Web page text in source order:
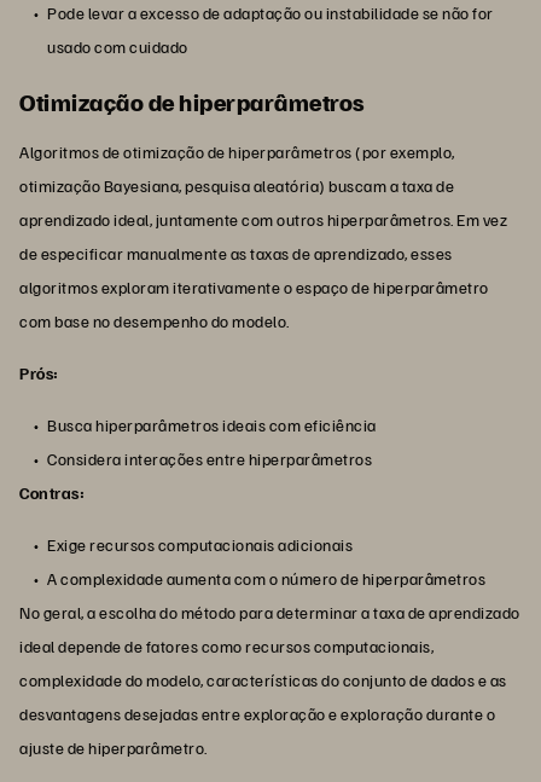
Pode levar a excesso de adaptação ou instabilidade se não for
usado com cuidado
Otimização de hiperparâmetros
Algoritmos de otimização de hiperparâmetros (por exemplo,
otimização Bayesiana, pesquisa aleatória) buscam a taxa de
aprendizado ideal, juntamente com outros hiperparâmetros. Em vez
de especificar manualmente as taxas de aprendizado, esses
algoritmos exploram iterativamente o espaço de hiperparâmetro
com base no desempenho do modelo.
Prós:
Busca hiperparâmetros ideais com eficiência
Considera interações entre hiperparâmetros
Contras:
Exige recursos computacionais adicionais
A complexidade aumenta com o número de hiperparâmetros
No geral, a escolha do método para determinar a taxa de aprendizado
ideal depende de fatores como recursos computacionais,
complexidade do modelo, características do conjunto de dados e as
desvantagens desejadas entre exploração e exploração durante o
ajuste de hiperparâmetro.